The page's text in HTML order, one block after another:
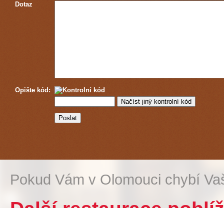
Dotaz
Opište kód:
Pokud Vám v Olomouci chybí